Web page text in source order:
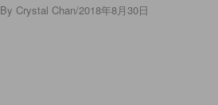
By Crystal Chan/2018年8月30日